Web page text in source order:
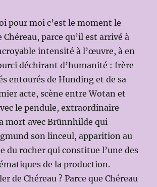
pour moi c’est le moment le
Chéreau, parce qu’il est arrivé à
intensité à l’œuvre, à en
déchirant d’humanité : frère
entourés de Hunding et de sa
acte, scène entre Wotan et
le pendule, extraordinaire
mort avec Brünnhilde qui
son linceul, apparition au
du rocher qui constitue l’une des
de la production.
de Chéreau ? Parce que Chéreau